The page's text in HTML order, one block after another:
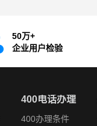
50万+
企业用户检验
400电话办理
400办理条件